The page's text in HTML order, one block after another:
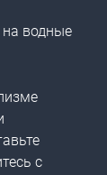
водные
с